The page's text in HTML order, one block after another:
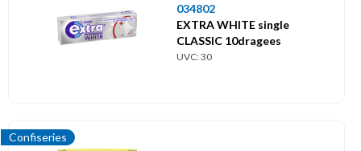
034802
EXTRA WHITE single
CLASSIC 10dragees
UVC: 30
Confiseries